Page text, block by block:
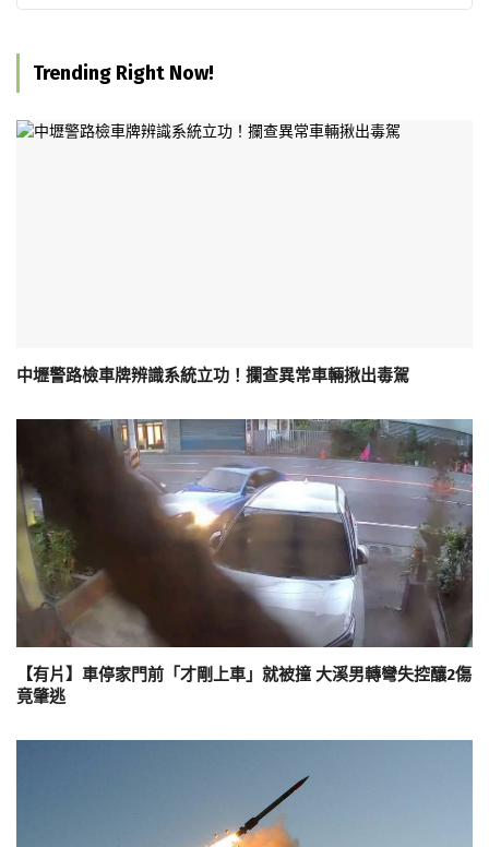
Trending Right Now!
中壢警路檢車牌辨識系統立功！攔查異常車輛揪出毒駕
【有片】車停家門前「才剛上車」就被撞 大溪男轉彎失控釀2傷
竟肇逃